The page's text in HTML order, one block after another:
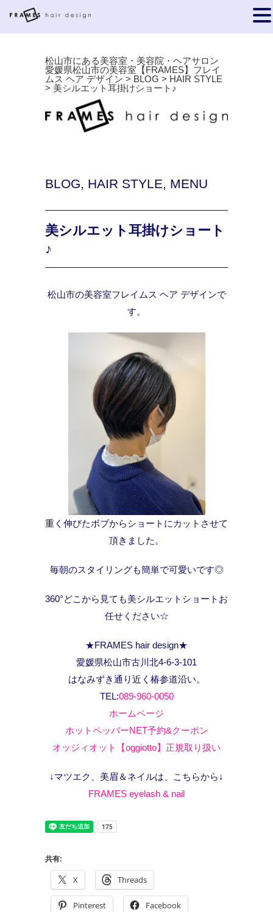
松山市にある美容室・美容院・ヘアサロン
愛媛県松山市の美容室【FRAMES】フレイ
ムス ヘア デザイン > BLOG > HAIR STYLE
> 美シルエット耳掛けショート♪
BLOG, HAIR STYLE, MENU
美シルエット耳掛けショート
♪
松山市の美容室フレイムス ヘア デザインで
す。
重く伸びたボブからショートにカットさせて
頂きました。
毎朝のスタイリングも簡単で可愛いです◎
360°どこから見ても美シルエットショートお
任せください☆
★FRAMES hair design★
愛媛県松山市古川北4-6-3-101
はなみずき通り近く椿参道沿い。
TEL:089-960-0050
ホームページ
ホットペッパーNET予約&クーポン
オッジィオット【oggiotto】正規取り扱い
↓マツエク、美眉＆ネイルは、こちらから↓
FRAMES eyelash & nail
共有:
X Threads
Pinterest Facebook